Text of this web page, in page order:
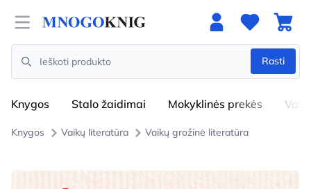
Open menu
Search
Rasti
Knygos Stalo žaidimai Mokyklinės prekės
Knygos Vaikų literatūra Vaikų grožinė literatūra